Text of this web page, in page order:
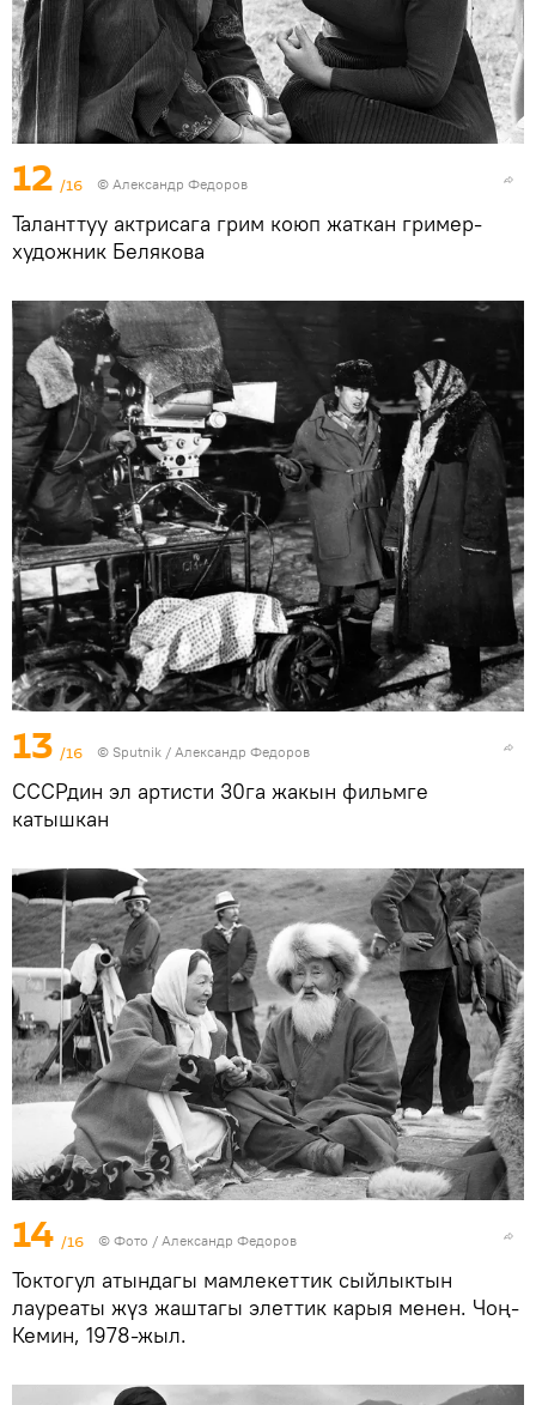
12 /16 © Александр Федоров
Таланттуу актрисага грим коюп жаткан гример-
художник Белякова
13 /16 © Sputnik / Александр Федоров
СССРдин эл артисти 30га жакын фильмге
катышкан
14 /16 © Фото / Александр Федоров
Токтогул атындагы мамлекеттик сыйлыктын
лауреаты жүз жаштагы элеттик карыя менен. Чоң-
Кемин, 1978-жыл.